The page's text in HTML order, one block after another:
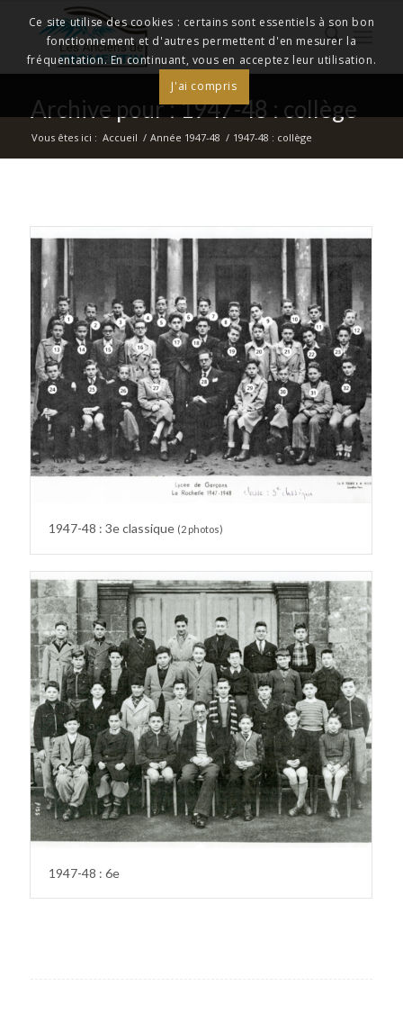
Archive pour : 1947-48 : collège
Vous êtes ici : Accueil / Année 1947-48 / 1947-48 : collège
1947-48 : 3e classique (2 photos)
1947-48 : 6e
Ce site utilise des cookies : certains sont essentiels à son bon
fonctionnement et d'autres permettent d'en mesurer la
fréquentation. En continuant, vous en acceptez leur utilisation.
J'ai compris